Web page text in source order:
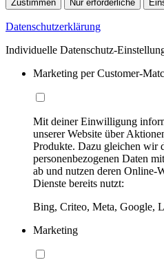
Zustimmen Nur erforderliche
Datenschutzerklärung
Individuelle Datenschutz-
Marketing per Customer-
Mit deiner Einwilligung
unserer Website über
Produkte. Dazu gleichen wir
personenbezogenen Daten
ab und nutzen deren Online-
Dienste bereits nutzt:
Bing, Criteo, Meta, Google,
Marketing